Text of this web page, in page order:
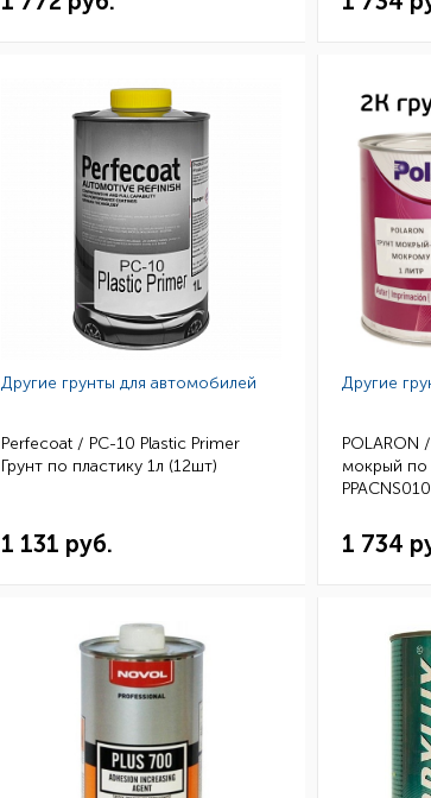
Другие грунты для автомобилей
Perfecoat / PC-10 Plastic Primer
Грунт по пластику 1л (12шт)
1 131 руб.
Другие
POLARON
мокрый по
1 734